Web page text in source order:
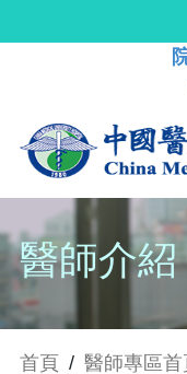
醫師介紹
首頁 / 醫師專區首